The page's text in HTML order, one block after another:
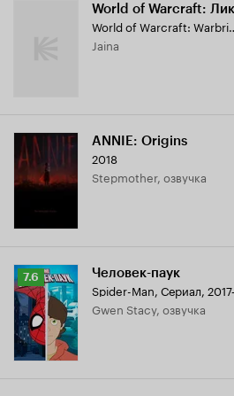
World of Warcraft:
World of
Jaina
ANNIE: Origins
2018
Stepmother, озвучка
Рейтинг
Кинопоиска
7.6
7.6 Человек-паук
Spider-Man, Сериал,
Gwen Stacy, озвучка